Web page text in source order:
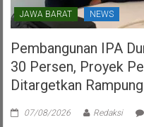
JAWA BARAT NEWS
Pembangunan IPA
30 Persen, Proyek
Ditargetkan
07/08/2026 Redaksi